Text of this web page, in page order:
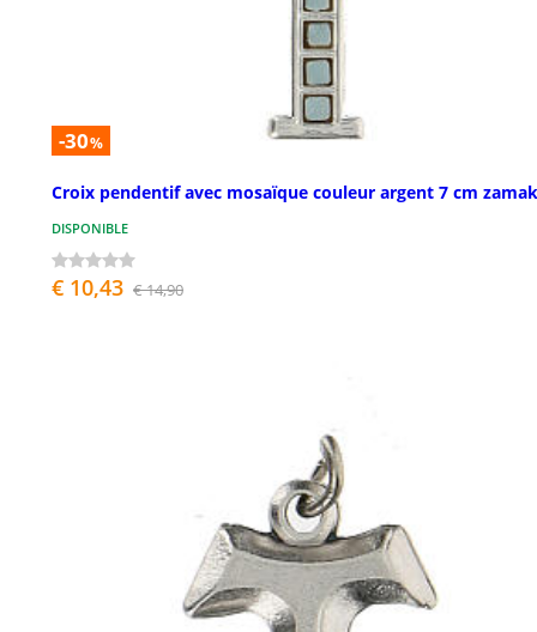
-30%
Croix pendentif avec mosaïque couleur argent 7 cm zamak
DISPONIBLE
€ 10,43 € 14,90